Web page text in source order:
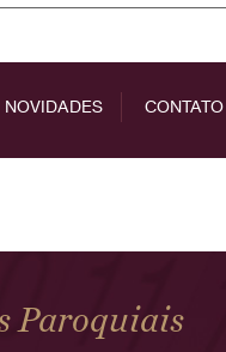
NOVIDADES CONTATO
Paroquiais